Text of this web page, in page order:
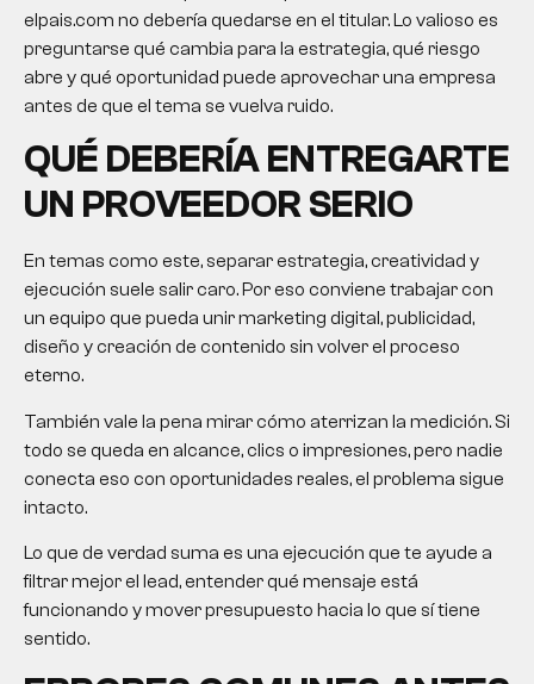
elpais.com no debería quedarse en el titular. Lo valioso es
preguntarse qué cambia para la estrategia, qué riesgo
abre y qué oportunidad puede aprovechar una empresa
antes de que el tema se vuelva ruido.
QUÉ DEBERÍA ENTREGARTE
UN PROVEEDOR SERIO
En temas como este, separar estrategia, creatividad y
ejecución suele salir caro. Por eso conviene trabajar con
un equipo que pueda unir marketing digital, publicidad,
diseño y creación de contenido sin volver el proceso
eterno.
También vale la pena mirar cómo aterrizan la medición. Si
todo se queda en alcance, clics o impresiones, pero nadie
conecta eso con oportunidades reales, el problema sigue
intacto.
Lo que de verdad suma es una ejecución que te ayude a
filtrar mejor el lead, entender qué mensaje está
funcionando y mover presupuesto hacia lo que sí tiene
sentido.